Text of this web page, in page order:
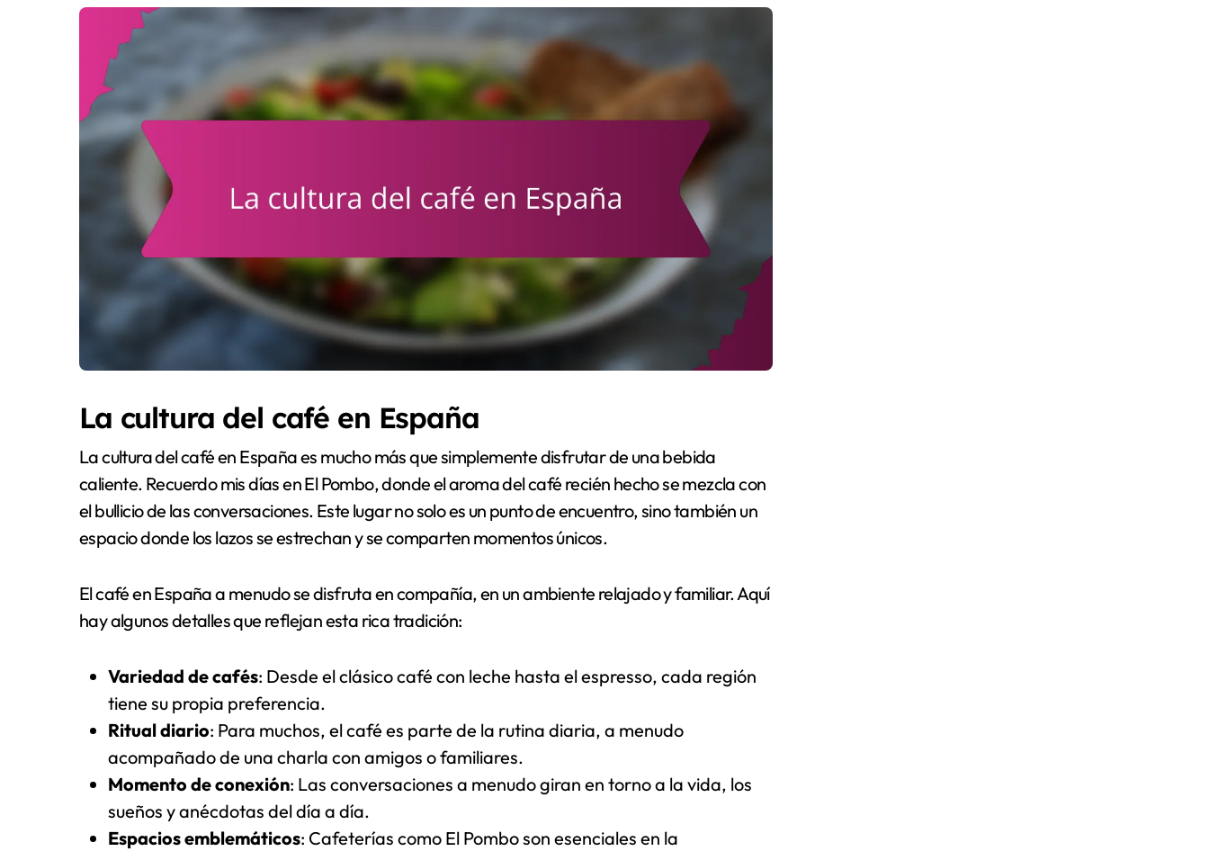
La cultura del café en España
La cultura del café en España es mucho más que simplemente disfrutar de una bebida
caliente. Recuerdo mis días en El Pombo, donde el aroma del café recién hecho se mezcla con
el bullicio de las conversaciones. Este lugar no solo es un punto de encuentro, sino también un
espacio donde los lazos se estrechan y se comparten momentos únicos.
El café en España a menudo se disfruta en compañía, en un ambiente relajado y familiar. Aquí
hay algunos detalles que reflejan esta rica tradición:
Variedad de cafés: Desde el clásico café con leche hasta el espresso, cada región
tiene su propia preferencia.
Ritual diario: Para muchos, el café es parte de la rutina diaria, a menudo
acompañado de una charla con amigos o familiares.
Momento de conexión: Las conversaciones a menudo giran en torno a la vida, los
sueños y anécdotas del día a día.
Espacios emblemáticos: Cafeterías como El Pombo son esenciales en la